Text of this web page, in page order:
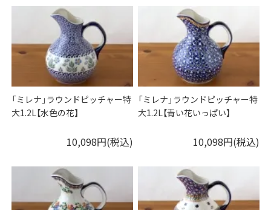
「ミレナ」ラウンドピッチャー特
大1.2L【水色の花】
10,098円(税込)
「ミレナ」ラウンドピッチャー特
大1.2L【青い花いっぱい】
10,098円(税込)